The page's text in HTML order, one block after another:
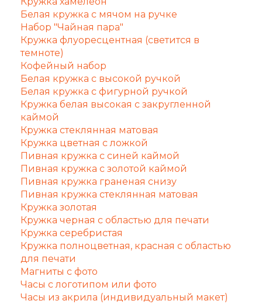
Белая кружка с мячом на ручке
Набор "Чайная пара"
Кружка флуоресцентная (светится в
темноте)
Кофейный набор
Белая кружка с высокой ручкой
Белая кружка с фигурной ручкой
Кружка белая высокая с закругленной
каймой
Кружка стеклянная матовая
Кружка цветная с ложкой
Пивная кружка с синей каймой
Пивная кружка с золотой каймой
Пивная кружка граненая снизу
Пивная кружка стеклянная матовая
Кружка золотая
Кружка черная с областью для печати
Кружка серебристая
Кружка полноцветная, красная с областью
для печати
Магниты с фото
Часы с логотипом или фото
Часы из акрила (индивидуальный макет)